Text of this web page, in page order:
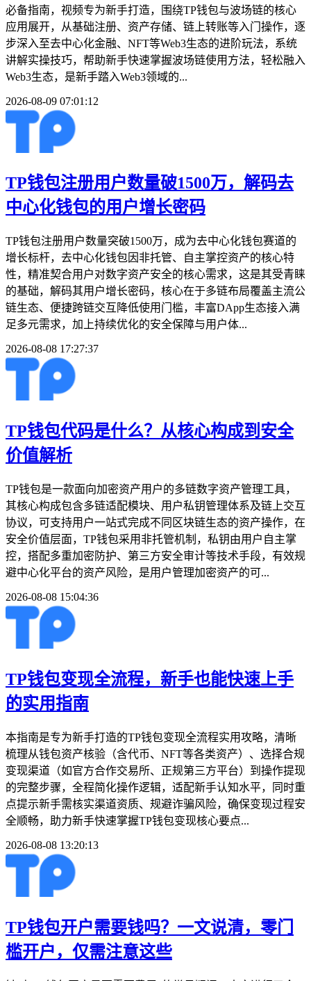
必备指南，视频专为新手打造，围绕TP钱包与波场链的核心
应用展开，从基础注册、资产存储、链上转账等入门操作，逐
步深入至去中心化金融、NFT等Web3生态的进阶玩法，系统
讲解实操技巧，帮助新手快速掌握波场链使用方法，轻松融入
Web3生态，是新手踏入Web3领域的...
2026-08-09 07:01:12
TP钱包注册用户数量破1500万，解码去
中心化钱包的用户增长密码
TP钱包注册用户数量突破1500万，成为去中心化钱包赛道的
增长标杆，去中心化钱包因非托管、自主掌控资产的核心特
性，精准契合用户对数字资产安全的核心需求，这是其受青睐
的基础，解码其用户增长密码，核心在于多链布局覆盖主流公
链生态、便捷跨链交互降低使用门槛，丰富DApp生态接入满
足多元需求，加上持续优化的安全保障与用户体...
2026-08-08 17:27:37
TP钱包代码是什么？从核心构成到安全
价值解析
TP钱包是一款面向加密资产用户的多链数字资产管理工具，
其核心构成包含多链适配模块、用户私钥管理体系及链上交互
协议，可支持用户一站式完成不同区块链生态的资产操作，在
安全价值层面，TP钱包采用非托管机制，私钥由用户自主掌
控，搭配多重加密防护、第三方安全审计等技术手段，有效规
避中心化平台的资产风险，是用户管理加密资产的可...
2026-08-08 15:04:36
TP钱包变现全流程，新手也能快速上手
的实用指南
本指南是专为新手打造的TP钱包变现全流程实用攻略，清晰
梳理从钱包资产核验（含代币、NFT等各类资产）、选择合规
变现渠道（如官方合作交易所、正规第三方平台）到操作提现
的完整步骤，全程简化操作逻辑，适配新手认知水平，同时重
点提示新手需核实渠道资质、规避诈骗风险，确保变现过程安
全顺畅，助力新手快速掌握TP钱包变现核心要点...
2026-08-08 13:20:13
TP钱包开户需要钱吗？一文说清，零门
槛开户，仅需注意这些